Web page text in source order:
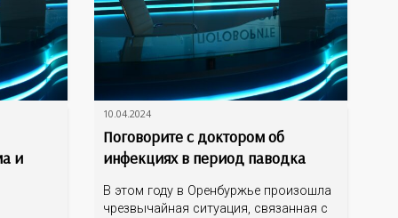
и
10.04.2024
Поговорите с доктором об
инфекциях в период паводка
В этом году в Оренбуржье произошла
чрезвычайная ситуация, связанная с